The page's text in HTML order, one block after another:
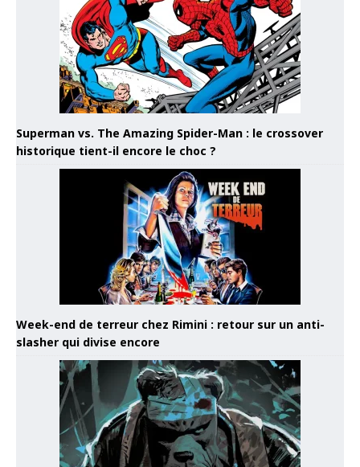
Superman vs. The Amazing Spider-Man : le crossover
historique tient-il encore le choc ?
Week-end de terreur chez Rimini : retour sur un anti-
slasher qui divise encore